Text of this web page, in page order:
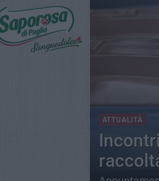
ATTUALITÀ